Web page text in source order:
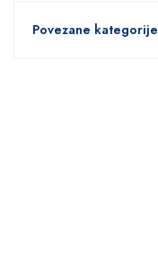
Povezane kategorije